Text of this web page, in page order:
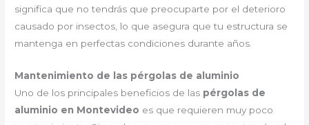
significa que no tendrás que preocuparte por el deterioro
causado por insectos, lo que asegura que tu estructura se
mantenga en perfectas condiciones durante años.
Mantenimiento de las pérgolas de aluminio
Uno de los principales beneficios de las pérgolas de
aluminio en Montevideo es que requieren muy poco